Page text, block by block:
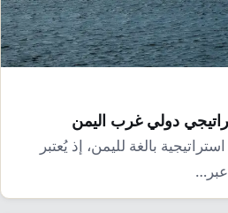
دولي غرب اليمن
بالغة لليمن، إذ يُعتبر